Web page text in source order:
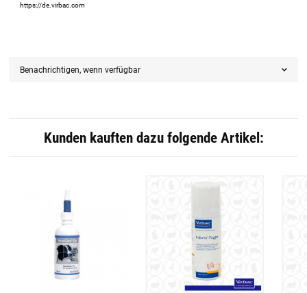
https://de.virbac.com
Benachrichtigen, wenn verfügbar
Kunden kauften dazu folgende Artikel: